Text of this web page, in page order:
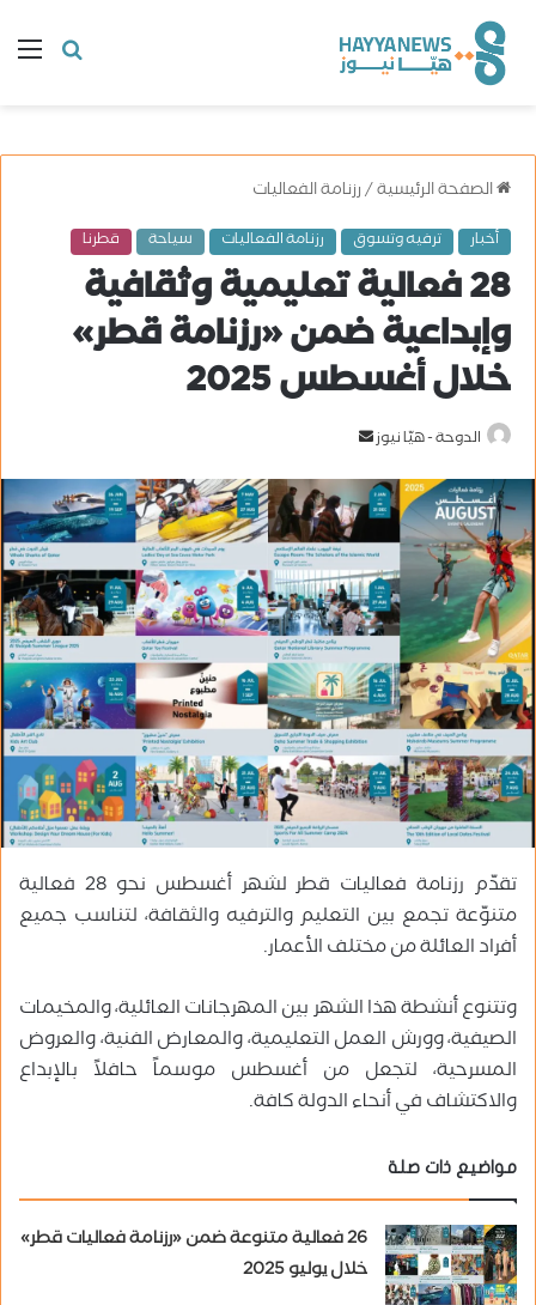
البحث
الصفحة الرئيسية/رزنامة الفعاليات
أخبار ترفيه وتسوق رزنامة الفعاليات سياحة قطرنا
28 فعالية تعليمية وثقافية
وإبداعية ضمن «رزنامة قطر»
خلال أغسطس 2025
الدوحة - هيّا نيوز
س
ل
ب
ر
ي
د
ا
إ
ل
ك
ت
و
ن
ا
تقدّم رزنامة فعاليات قطر لشهر أغسطس نحو 28 فعالية
متنوّعة تجمع بين التعليم والترفيه والثقافة، لتناسب جميع
أفراد العائلة من مختلف الأعمار.
وتتنوع أنشطة هذا الشهر بين المهرجانات العائلية، والمخيمات
الصيفية، وورش العمل التعليمية، والمعارض الفنية، والعروض
المسرحية، لتجعل من أغسطس موسماً حافلاً بالإبداع
والاكتشاف في أنحاء الدولة كافة.
مواضيع ذات صلة
26 فعالية متنوعة ضمن «رزنامة فعاليات قطر»
خلال يوليو 2025